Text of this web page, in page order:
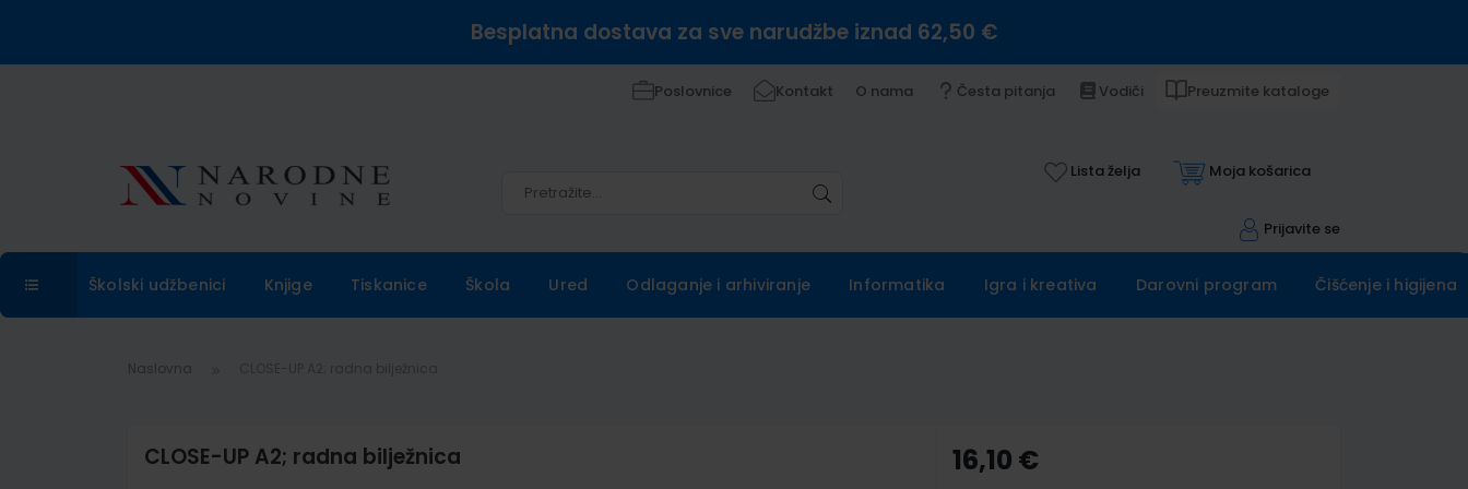
Besplatna dostava za sve narudžbe iznad 62,50 €
Poslovnice Kontakt O nama Česta pitanja Vodiči Preuzmite kataloge
Lista želja Moja košarica
Prijavite se
Školski udžbenici Knjige Tiskanice Škola Ured Odlaganje i arhiviranje Informatika Igra i kreativa Darovni program Čišćenje i higijena
Naslovna
CLOSE-UP A2; radna bilježnica 16,10 €